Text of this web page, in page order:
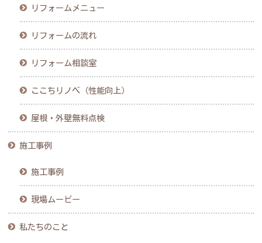
リフォームメニュー
リフォームの流れ
リフォーム相談室
ここちリノベ（性能向上）
屋根・外壁無料点検
施工事例
施工事例
現場ムービー
私たちのこと